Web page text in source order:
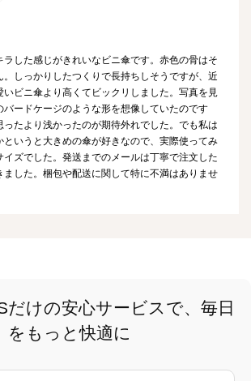
ラした感じがきれいなビニ傘です。赤色の骨はそ
。しっかりしたつくりで長持ちしそうですが、近
いビニ傘より高くてビックリしました。写真を見
バードケージのような形を想像していたのです
ったより浅かったのが期待外れでした。でも私は
というと大きめの傘が好きなので、実際使ってみ
イズでした。発送までのメールは丁寧で注文した
ました。梱包や配送に関して特に不満はありませ
だけの安心サービスで、毎日
をもっと快適に